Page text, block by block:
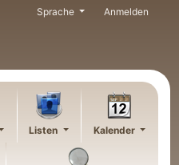
Sprache Anmelden
Listen Kalender